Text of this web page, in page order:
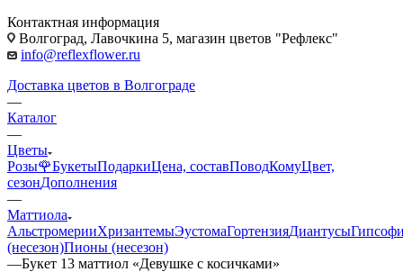
Контактная информация
Волгоград, Лавочкина 5, магазин цветов "Рефлекс"
info@reflexflower.ru
Доставка цветов в Волгограде
—
Каталог
—
Цветы
Розы🌹БукетыПодаркиЦена, составПоводКомуЦвет,
сезонДополнения
—
Маттиола
АльстромерииХризантемыЭустомаГортензияДиантусы
(несезон)Пионы (несезон)
—Букет 13 маттиол «Девушке с косичками»